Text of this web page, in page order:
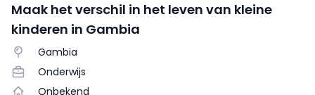
Maak het verschil in het leven van kleine
kinderen in Gambia
Gambia
Onderwijs
Onbekend